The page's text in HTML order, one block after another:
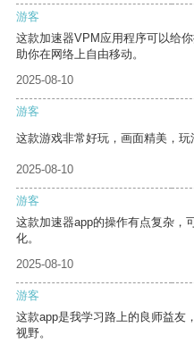
游客
这款加速器VPM应用程序可以给
助你在网络上自由移动。
2025-08-10
游客
这款游戏非常好玩，画面精美，玩
2025-08-10
游客
这款加速器app的操作有点复杂，
化。
2025-08-10
游客
这款app是我学习路上的良师益友
视野。